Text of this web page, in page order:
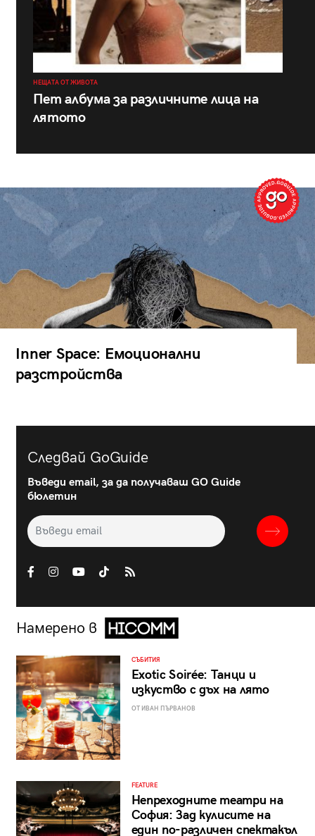
НЕЩАТА ОТ ЖИВОТА
Пет албума за различните лица на
лятото
Inner Space: Емоционални
разстройства
Следвай GoGuide
Въведи email, за да получаваш GO Guide
бюлетин
Намерено в
СЪБИТИЯ
Exotic Soirée: Танци и
изкуство с дъх на лято
ОТ ИВАН ПЪРВАНОВ
FEATURE
Непреходните театри на
София: Зад кулисите на
един по-различен спектакъл